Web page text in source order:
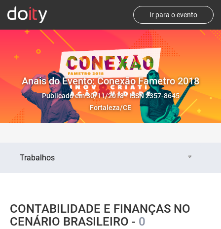
Ir para o evento
Anais do Evento: Conexão Fametro 2018
Publicado em 30/11/2018 - ISSN 2357-8645
Fortaleza/CE
Trabalhos
CONTABILIDADE E FINANÇAS NO
CENÁRIO BRASILEIRO - 0